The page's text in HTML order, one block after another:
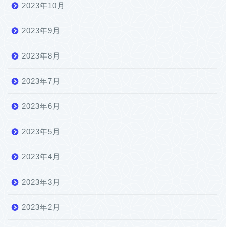
2023年10月
2023年9月
2023年8月
2023年7月
2023年6月
2023年5月
2023年4月
2023年3月
2023年2月